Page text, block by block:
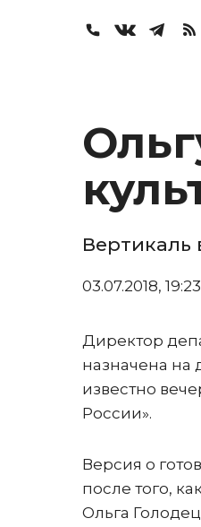
Вертикаль
03.07.2018, 19:23
Директор
назначена на
известно
России».
Версия о
после того,
Ольга Голодец